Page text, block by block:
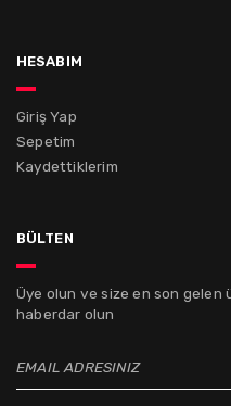
hesabım
Giriş Yap
Sepetim
Kaydettiklerim
bülten
Üye olun ve size en son
haberdar olun
EMAIL ADRESINIZ